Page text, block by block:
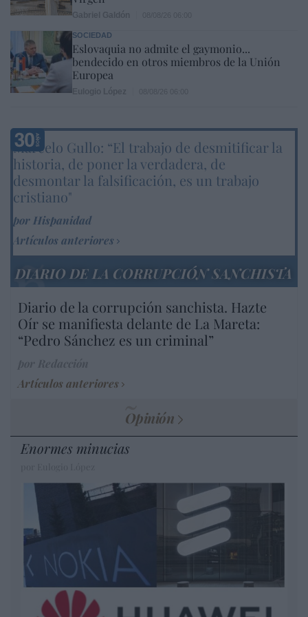
SOCIEDAD
Eslovaquia no admite el gaymonio...
bendecido en otros miembros de la Unión
Europea
Marcelo Gullo: “El trabajo de desmitificar la
historia, de poner la verdadera, de
desmontar la falsificación, es un trabajo
cristiano"
por Hispanidad
Artículos anteriores
DIARIO DE LA CORRUPCIÓN SANCHISTA
Diario de la corrupción sanchista. Hazte
Oír se manifiesta delante de La Mareta:
“Pedro Sánchez es un criminal”
Artículos anteriores
Opinión
Enormes minucias